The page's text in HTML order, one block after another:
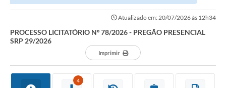
Prefeitura
Atualizado em: 20/07/2026 às 12h34
PROCESSO LICITATÓRIO Nº 78/2026 - PREGÃO PRESENCIAL
SRP 29/2026
Imprimir
4